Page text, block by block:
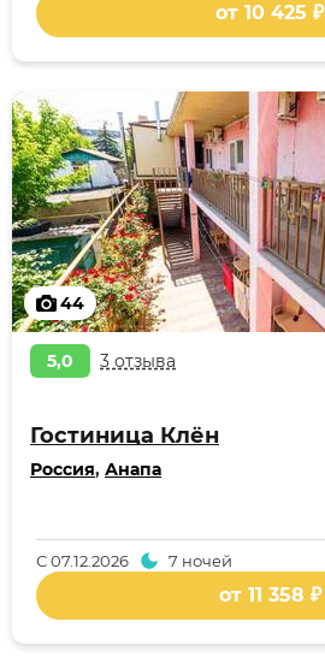
от 10 425 ₽
44
5,0 3 отзыва
Гостиница Клён
Россия, Анапа
С07.12.2026 7 ночей
от 11 358 ₽